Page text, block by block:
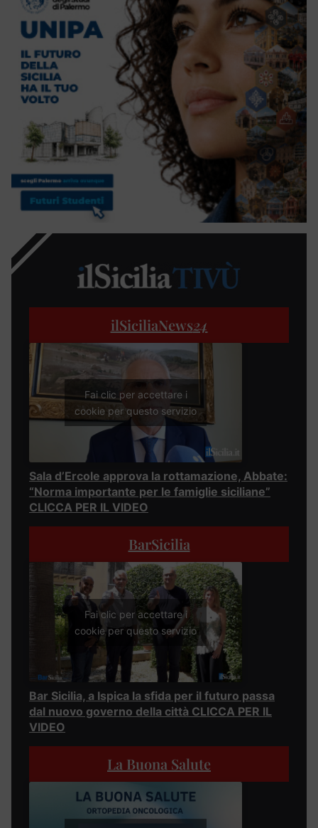
ilSiciliaNews24
Fai clic per accettare i
cookie per questo servizio
Sala d’Ercole approva la rottamazione, Abbate:
“Norma importante per le famiglie siciliane”
CLICCA PER IL VIDEO
BarSicilia
Fai clic per accettare i
cookie per questo servizio
Bar Sicilia, a Ispica la sfida per il futuro passa
dal nuovo governo della città CLICCA PER IL
VIDEO
La Buona Salute